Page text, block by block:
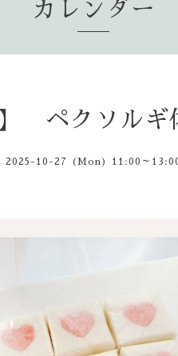
カレンダー
】 ペクソルギ
2025-10-27 (Mon) 11:00～